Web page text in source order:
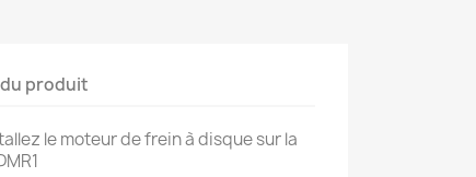
produit
le moteur de frein à disque sur la